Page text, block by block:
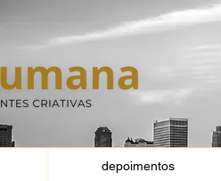
depoimentos